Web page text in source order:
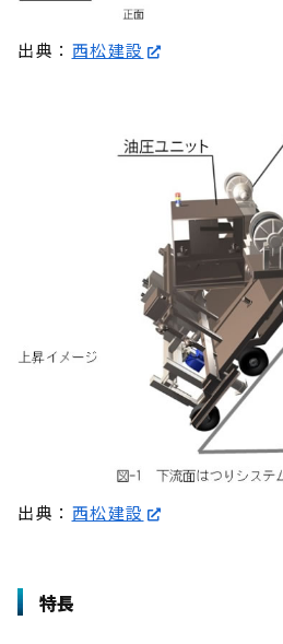
出典： 西松建設
出典： 西松建設
特長